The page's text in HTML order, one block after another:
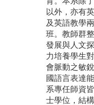
以外，亦有
及英語教學
班。教師群
發展與人文
力培養學生
會脈動之敏
國語言表達
系專任師資
士學位，結構